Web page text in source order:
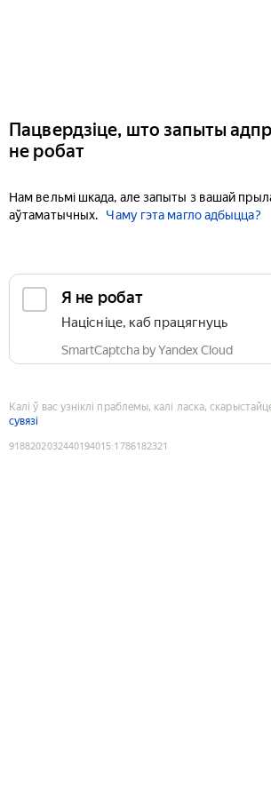
Пацвердзіце, што запыты
не робат
Нам вельмі шкада, але запыты з вашай
аўтаматычных.
Чаму гэта магло адбыцца?
Я не робат
Націсніце, каб працягнуць
SmartCaptcha by Yandex Cloud
Калі ў вас узніклі праблемы, калі ласка,
сувязі
9188202032440194015:1786182321